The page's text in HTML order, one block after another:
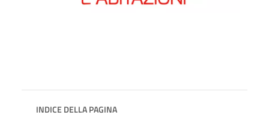
INDICE DELLA PAGINA